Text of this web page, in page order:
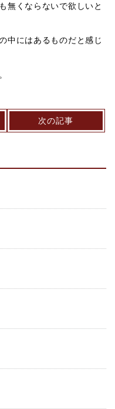
無くならないで欲しいと
中にはあるものだと感じ
次の記事